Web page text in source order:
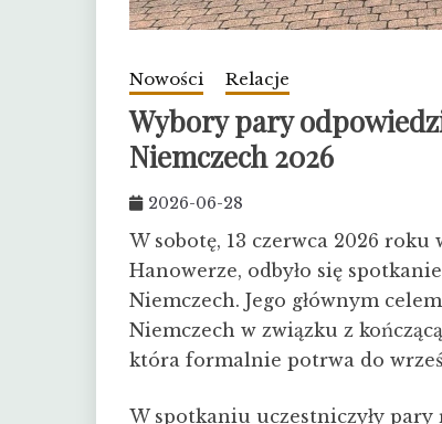
Nowości Relacje
Wybory pary
Niemczech 2026
2026-06-28
W sobotę, 13 czerwca 2026
Hanowerze, odbyło się
Niemczech. Jego głównym
Niemczech w związku z
która formalnie potrwa do
W spotkaniu uczestniczyły